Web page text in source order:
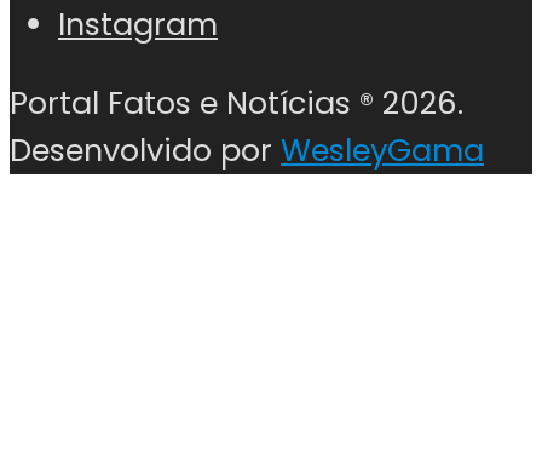
Instagram
Portal Fatos e Notícias ® 2026.
Desenvolvido por WesleyGama